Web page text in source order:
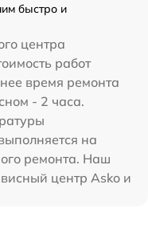
быстро и
центра
работ
время ремонта
- 2 часа.
на
ремонта. Наш
центр Asko и